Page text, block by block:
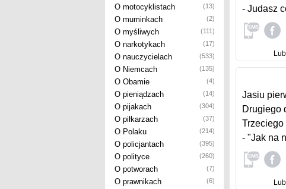
O motocyklistach (13)
O muminkach (2)
O myśliwych (111)
O narkotykach (17)
O nauczycielach (533)
O Niemcach (135)
O Obamie (4)
O pieniądzach (14)
O pijakach (304)
O piłkarzach (37)
O Polaku (214)
O policjantach (395)
O polityce (260)
O potworach (7)
O prawnikach (6)
- Judasz
Jasiu
Drugiego
Trzeciego
- "Jak na